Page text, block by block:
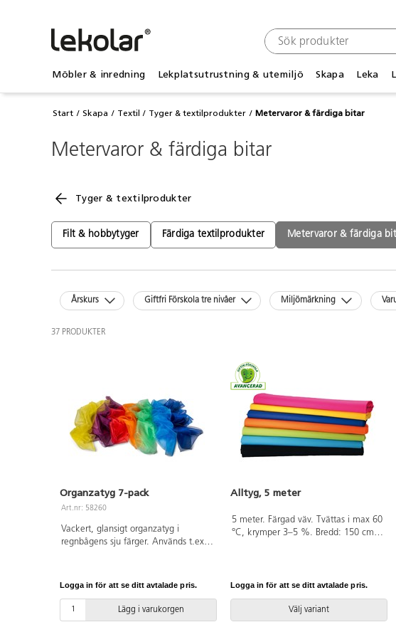
Möbler & inredning Lekplatsutrustning & utemiljö Skapa Leka
Start Skapa Textil Tyger & textilprodukter Metervaror & färdiga bitar
Metervaror & färdiga bitar
Tyger & textilprodukter
Filt & hobbytyger Färdiga textilprodukter Metervaror & färdiga
Årskurs Giftfri Förskola tre nivåer Miljömärkning
37 PRODUKTER
Organzatyg 7-pack
Art.nr: 58260
Vackert, glansigt organzatyg i
regnbågens sju färger. Används t.ex.
en mysig miljö. Innehåller 7 olika
Logga in för att se ditt avtalade pris.
Lägg i varukorgen
Alltyg, 5 meter
5 meter. Färgad väv. Tvättas i max 60
°C, krymper 3–5 %. Bredd: 150 cm,
är OEKO-TEX®-certifierad, klass I
(Standard 100). PVC-fri.
Logga in för att se ditt avtalade pris.
Välj variant